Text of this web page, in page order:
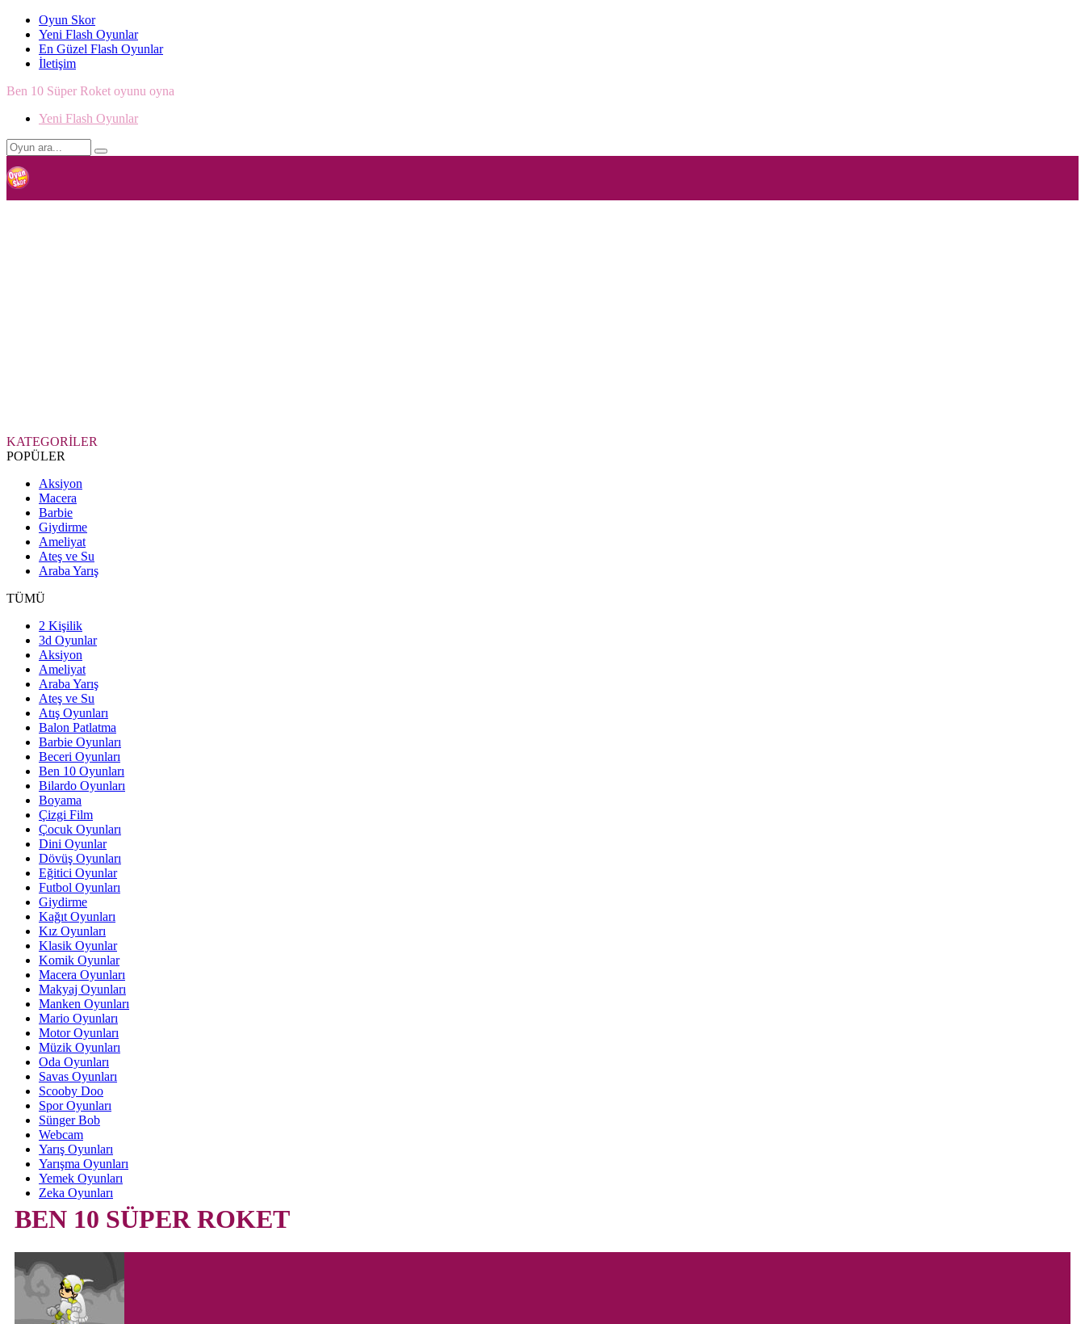
Oyun Skor
Yeni Flash Oyunlar
En Güzel Flash Oyunlar
İletişim
Ben 10 Süper Roket oyunu oyna
Yeni Flash Oyunlar
KATEGORİLER
POPÜLER
Aksiyon
Macera
Barbie
Giydirme
Ameliyat
Ateş ve Su
Araba Yarış
TÜMÜ
2 Kişilik
3d Oyunlar
Aksiyon
Ameliyat
Araba Yarış
Ateş ve Su
Atış Oyunları
Balon Patlatma
Barbie Oyunları
Beceri Oyunları
Ben 10 Oyunları
Bilardo Oyunları
Boyama
Çizgi Film
Çocuk Oyunları
Dini Oyunlar
Dövüş Oyunları
Eğitici Oyunlar
Futbol Oyunları
Giydirme
Kağıt Oyunları
Kız Oyunları
Klasik Oyunlar
Komik Oyunlar
Macera Oyunları
Makyaj Oyunları
Manken Oyunları
Mario Oyunları
Motor Oyunları
Müzik Oyunları
Oda Oyunları
Savas Oyunları
Scooby Doo
Spor Oyunları
Sünger Bob
Webcam
Yarış Oyunları
Yarışma Oyunları
Yemek Oyunları
Zeka Oyunları
BEN 10 SÜPER ROKET